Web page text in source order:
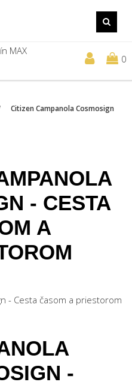
0
Citizen Campanola Cosmosign
- CESTA
A
-